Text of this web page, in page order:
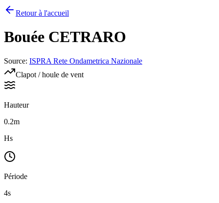
Retour à l'accueil
Bouée CETRARO
Source: ISPRA Rete Ondametrica Nazionale
Clapot / houle de vent
Hauteur
0.2m
Hs
Période
4s